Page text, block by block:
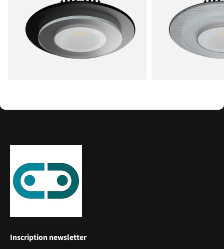
Inscription newsletter